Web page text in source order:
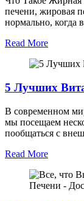
печени, жировая
нормально, когда
Read More
5 Лучших
В современном
мы посещаем
пообщаться с
Read More